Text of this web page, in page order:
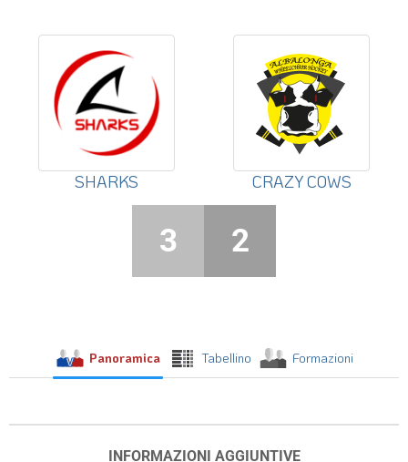
SHARKS CRAZY COWS
3 2
Panoramica Tabellino Formazioni
INFORMAZIONI AGGIUNTIVE